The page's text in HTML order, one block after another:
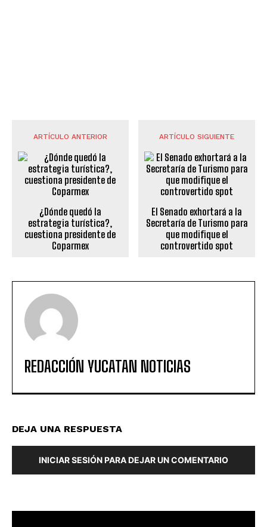
ARTÍCULO ANTERIOR
¿Dónde quedó la
estrategia turística?,
cuestiona presidente de
Coparmex
ARTÍCULO SIGUIENTE
El Senado exhortará a la
Secretaría de Turismo para
que modifique el
controvertido spot
REDACCIÓN YUCATAN NOTICIAS
DEJA UNA RESPUESTA
INICIAR SESIÓN PARA DEJAR UN COMENTARIO